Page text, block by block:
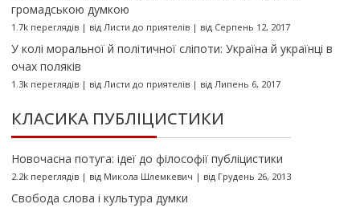
громадською думкою
1.7k переглядів| від Листи до приятелів| від Серпень 12, 2017
У колі моральної й політичної сліпоти: Україна й українці в
очах поляків
1.3k переглядів| від Листи до приятелів| від Липень 6, 2017
КЛАСИКА ПУБЛІЦИСТИКИ
Новочасна потуга: ідеї до філософії публіцистики
2.2k переглядів| від Микола Шлемкевич | від Грудень 26, 2013
Свобода слова і культура думки